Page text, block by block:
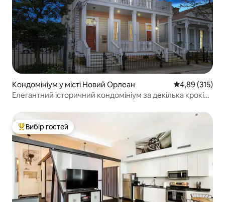
Кондомініум у місті Новий Орлеан Середня
4,89 (315)
Елегантний історичний кондомініум за декілька кроків
Топ вибір гостей
Вибір гостей